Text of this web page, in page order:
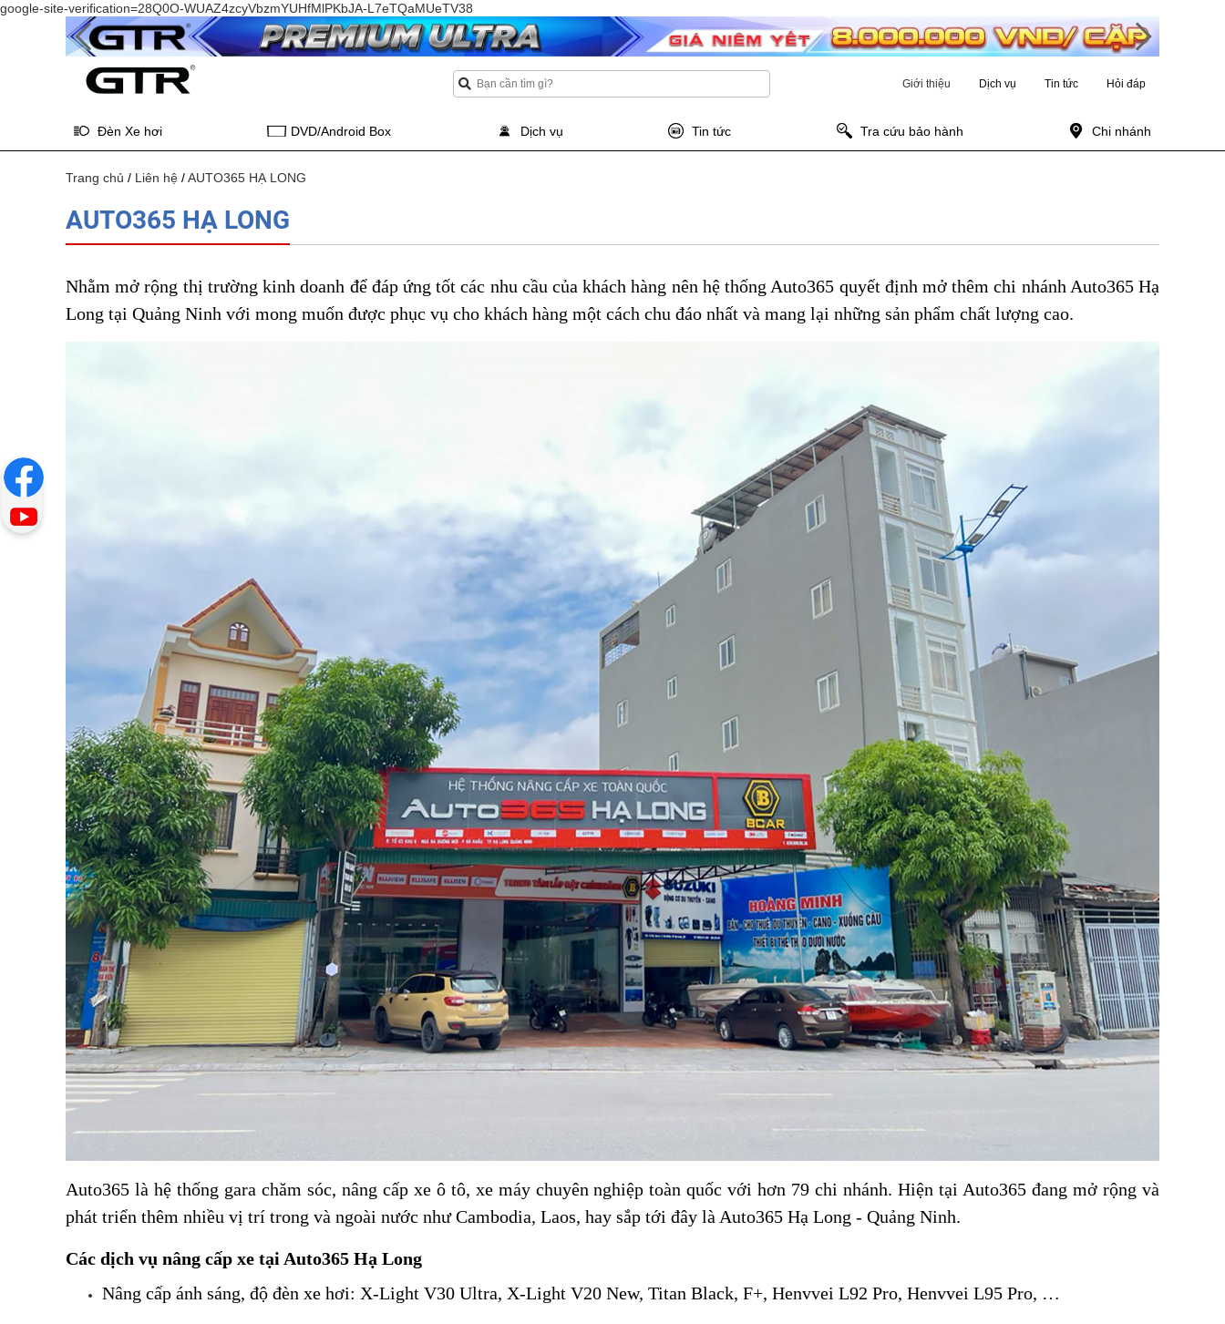
google-site-verification=28Q0O-WUAZ4zcyVbzmYUHfMlPKbJA-L7eTQaMUeTV38
Giới thiệu Dịch vụ Tin tức Hỏi đáp
Đèn Xe hơi DVD/Android Box Dịch vụ Tin tức Tra cứu bảo hành Chi nhánh
Trang chủ / Liên hệ /AUTO365 HẠ LONG
AUTO365 HẠ LONG
Nhằm mở rộng thị trường kinh doanh để đáp ứng tốt các nhu cầu của khách hàng nên hệ thống Auto365 quyết định mở thêm chi nhánh Auto365 Hạ
Long tại Quảng Ninh với mong muốn được phục vụ cho khách hàng một cách chu đáo nhất và mang lại những sản phẩm chất lượng cao.
Auto365 là hệ thống gara chăm sóc, nâng cấp xe ô tô, xe máy chuyên nghiệp toàn quốc với hơn 79 chi nhánh. Hiện tại Auto365 đang mở rộng và
phát triển thêm nhiều vị trí trong và ngoài nước như Cambodia, Laos, hay sắp tới đây là Auto365 Hạ Long - Quảng Ninh.
Các dịch vụ nâng cấp xe tại Auto365 Hạ Long
Nâng cấp ánh sáng, độ đèn xe hơi: X-Light V30 Ultra, X-Light V20 New, Titan Black, F+, Henvvei L92 Pro, Henvvei L95 Pro, …